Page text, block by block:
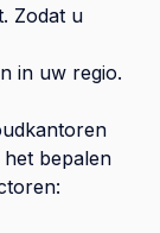
Zodat u
in uw regio.
het bepalen